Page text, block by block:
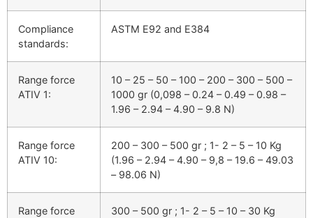
Compliance
standards:
ASTM E92 and E384
Range force
ATIV 1:
10 – 25 – 50 – 100 – 200 – 300 – 500 –
1000 gr (0,098 – 0.24 – 0.49 – 0.98 –
1.96 – 2.94 – 4.90 – 9.8 N)
Range force
ATIV 10:
200 – 300 – 500 gr ; 1- 2 – 5 – 10 Kg
(1.96 – 2.94 – 4.90 – 9,8 – 19.6 – 49.03
– 98.06 N)
Range force
300 – 500 gr ; 1- 2 – 5 – 10 – 30 Kg